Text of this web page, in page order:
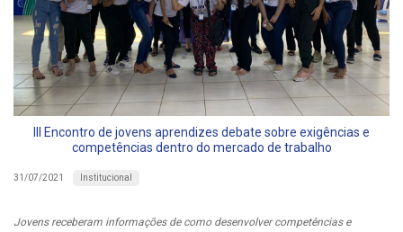
III Encontro de jovens aprendizes debate sobre exigências e
competências dentro do mercado de trabalho
31/07/2021 Institucional
Jovens receberam informações de como desenvolver competências e